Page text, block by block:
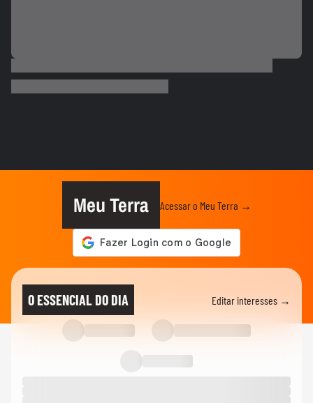
em Saquarema pela WSL: 'Junto...
Na final de etapa da WSL, Juliana Santos
se emociona ao falar da...
Classificada à final de etapa da WSL,
Silvana Lima comemora quarta...
Cauã Costa se classifica na liderança em
evento da WSL e exalta...
Meu Terra Acessar o Meu Terra →
O ESSENCIAL DO DIA Editar interesses →